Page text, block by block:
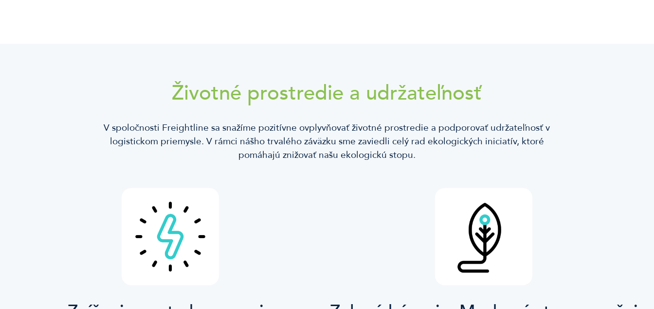
Životné prostredie a udržateľnosť
V spoločnosti Freightline sa snažíme pozitívne ovplyvňovať životné prostredie a podporovať udržateľnosť v
logistickom priemysle. V rámci nášho trvalého záväzku sme zaviedli celý rad ekologických iniciatív, ktoré
pomáhajú znižovať našu ekologickú stopu.